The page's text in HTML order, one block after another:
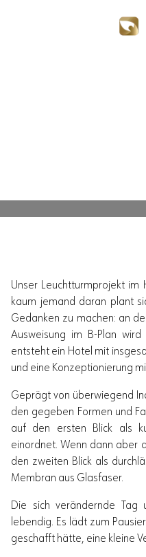
Unser Leuchtturmprojekt im
kaum jemand daran plant
Gedanken zu machen: an
Ausweisung im B-Plan
entsteht ein Hotel mit
und eine Konzeptionierung
Geprägt von überwiegend
den gegeben Formen und
auf den ersten Blick als
einordnet. Wenn dann aber
den zweiten Blick als
Membran aus Glasfaser.
Die sich verändernde
lebendig. Es lädt zum
geschafft hätte, eine kleine